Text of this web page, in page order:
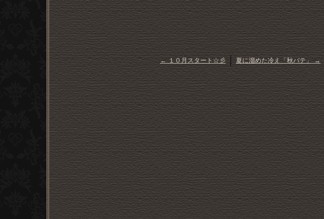
←１０月スタート☆彡 夏に溜めた冷え「秋バテ」 →